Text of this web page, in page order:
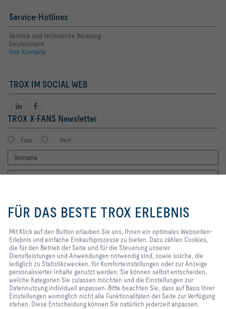
Service-Hotlines
Vertrieb und technische Beratung
Deutschland
Ihre Kontakte
TROX IM SOCIAL WEB
TROX X-FANS Newsletter
Frau Herr
Ich möchte den Newsletter der TROX X-FANS GmbH erhalten. Die
Hinweise zum Datenschutz habe ich gelesen. Selbstverständlich
können Sie sich jederzeit problemlos vom Newsletter wieder abmelden.
Am Ende eines jeden Newsletters finden Sie einen entsprechenden
Abmeldelink.
Jetzt abonnieren
Sie uns, Ihnen ein optimales
Webseiten-Erlebnis und einfache
zählen Cookies, die für den
Betrieb der Seite und für die
Steuerung unserer
Dienstleistungen und
Anwendungen notwendig sind,
sowie solche, die lediglich zu
Statistikzwecken, für
Komforteinstellungen oder zur
Anzeige personalisierter Inhalte
genutzt werden. Sie können selbst
FÜR DAS BESTE TROX ERLEBNIS
Mit Klick auf den Button erlauben Sie uns, Ihnen ein optimales Webseiten-
Erlebnis und einfache Einkaufsprozesse zu bieten. Dazu zählen Cookies,
die für den Betrieb der Seite und für die Steuerung unserer
Dienstleistungen und Anwendungen notwendig sind, sowie solche, die
lediglich zu Statistikzwecken, für Komforteinstellungen oder zur Anzeige
personalisierter Inhalte genutzt werden. Sie können selbst entscheiden,
welche Kategorien Sie zulassen möchten und die Einstellungen zur
Datennutzung individuell anpassen. Bitte beachten Sie, dass auf Basis Ihrer
Einstellungen womöglich nicht alle Funktionalitäten der Seite zur Verfügung
stehen. Diese Entscheidung können Sie natürlich jederzeit anpassen.